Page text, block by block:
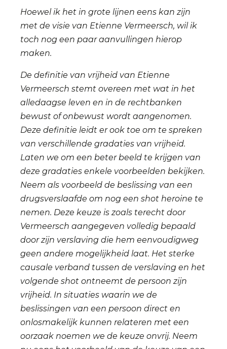
Hoewel ik het in grote lijnen eens kan zijn
met de visie van Etienne Vermeersch, wil ik
toch nog een paar aanvullingen hierop
maken.
De definitie van vrijheid van Etienne
Vermeersch stemt overeen met wat in het
alledaagse leven en in de rechtbanken
bewust of onbewust wordt aangenomen.
Deze definitie leidt er ook toe om te spreken
van verschillende gradaties van vrijheid.
Laten we om een beter beeld te krijgen van
deze gradaties enkele voorbeelden bekijken.
Neem als voorbeeld de beslissing van een
drugsverslaafde om nog een shot heroine te
nemen. Deze keuze is zoals terecht door
Vermeersch aangegeven volledig bepaald
door zijn verslaving die hem eenvoudigweg
geen andere mogelijkheid laat. Het sterke
causale verband tussen de verslaving en het
volgende shot ontneemt de persoon zijn
vrijheid. In situaties waarin we de
beslissingen van een persoon direct en
onlosmakelijk kunnen relateren met een
oorzaak noemen we de keuze onvrij. Neem